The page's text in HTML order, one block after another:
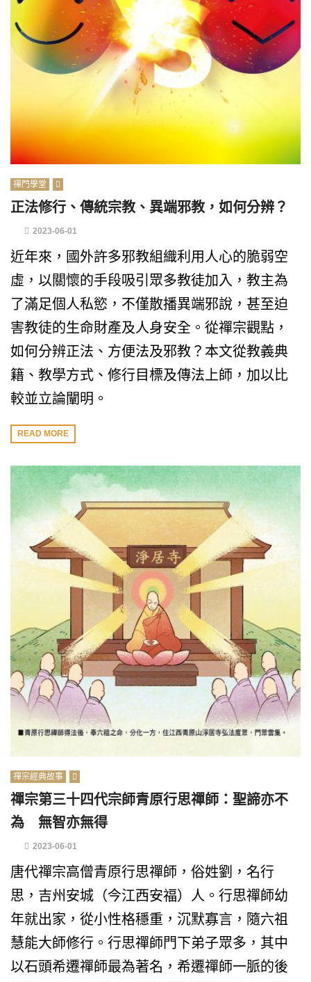
禪門學堂
正法修行、傳統宗教、異端邪教，如何分辨？
2023-06-01
近年來，國外許多邪教組織利用人心的脆弱空
虛，以關懷的手段吸引眾多教徒加入，教主為
了滿足個人私慾，不僅散播異端邪說，甚至迫
害教徒的生命財產及人身安全。從禪宗觀點，
如何分辨正法、方便法及邪教？本文從教義典
籍、教學方式、修行目標及傳法上師，加以比
較並立論闡明。
READ MORE
禪宗經典故事
禪宗第三十四代宗師青原行思禪師：聖諦亦不
為 無智亦無得
2023-06-01
唐代禪宗高僧青原行思禪師，俗姓劉，名行
思，吉州安城（今江西安福）人。行思禪師幼
年就出家，從小性格穩重，沉默寡言，隨六祖
慧能大師修行。行思禪師門下弟子眾多，其中
以石頭希遷禪師最為著名，希遷禪師一脈的後